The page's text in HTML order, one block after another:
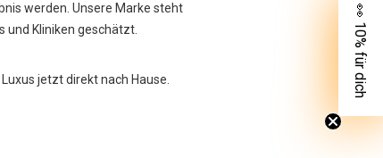
werden. Unsere Marke steht
und Kliniken geschätzt.
jetzt direkt nach Hause. 👀 10% für dich